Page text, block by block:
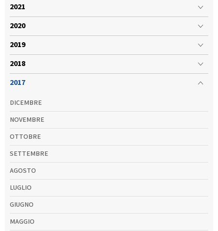
2021
2020
2019
2018
2017
DICEMBRE
NOVEMBRE
OTTOBRE
SETTEMBRE
AGOSTO
LUGLIO
GIUGNO
MAGGIO